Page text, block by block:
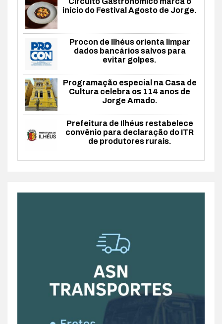
início do Festival Agosto de Jorge.
Procon de Ilhéus orienta limpar
dados bancários salvos para
evitar golpes.
Programação especial na Casa de
Cultura celebra os 114 anos de
Jorge Amado.
Prefeitura de Ilhéus restabelece
convênio para declaração do ITR
de produtores rurais.